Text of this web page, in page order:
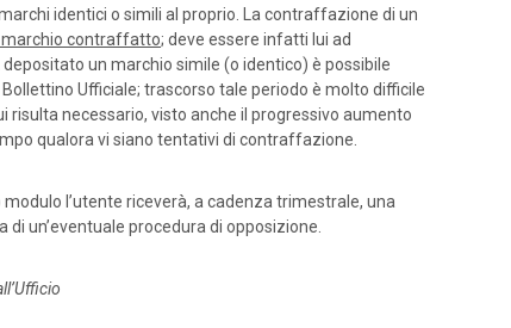
identici o simili al proprio. La contraffazione di un
marchio contraffatto; deve essere infatti lui ad
un marchio simile (o identico) è possibile
Ufficiale; trascorso tale periodo è molto difficile
necessario, visto anche il progressivo aumento
qualora vi siano tentativi di contraffazione.
l’utente riceverà, a cadenza trimestrale, una
un’eventuale procedura di opposizione.